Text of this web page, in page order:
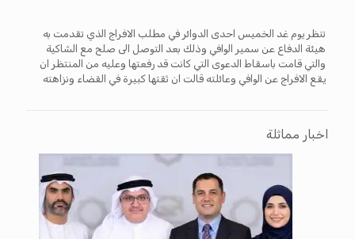
تنظر يوم غد الخميس احدى الدوائر في مطلب الافراج الذي تقدمت به
هيئة الدفاع عن سمير الوافي وذلك بعد التوصل الى صلح مع الشاكية
والتي قامت باسقاط الدعوى التي كانت قد رفعتها وعليه من المنتظر ان
يقع الافراج عن الوافي وعائلته قالت ان ثقتها كبيرة في القضاء ونزاهته
اخبار مماثلة